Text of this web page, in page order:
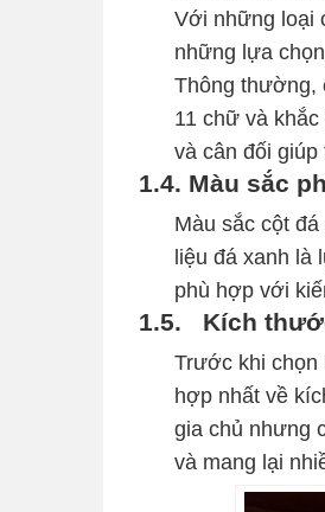
Với những loại
những lựa
Thông thường,
11 chữ và
và cân đối
1.4. Màu sắc
Màu sắc cột
liệu đá xanh
phù hợp với
1.5. Kích
Trước khi chọn
hợp nhất về
gia chủ nhưng
và mang lại